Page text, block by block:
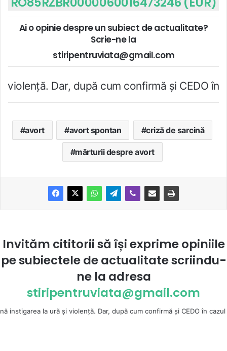
Ai o opinie despre un subiect de actualitate?
Scrie-ne la
stiripentruviata@gmail.com
după cum confirmă şi CEDO în cazul
avort avort spontan criză de sarcină
mărturii despre avort
Invităm cititorii să își exprime opiniile
pe subiectele de actualitate scriindu-
ne la adresa
stiripentruviata@gmail.com
la ură şi violenţă. Dar, după cum confirmă şi CEDO în cazul